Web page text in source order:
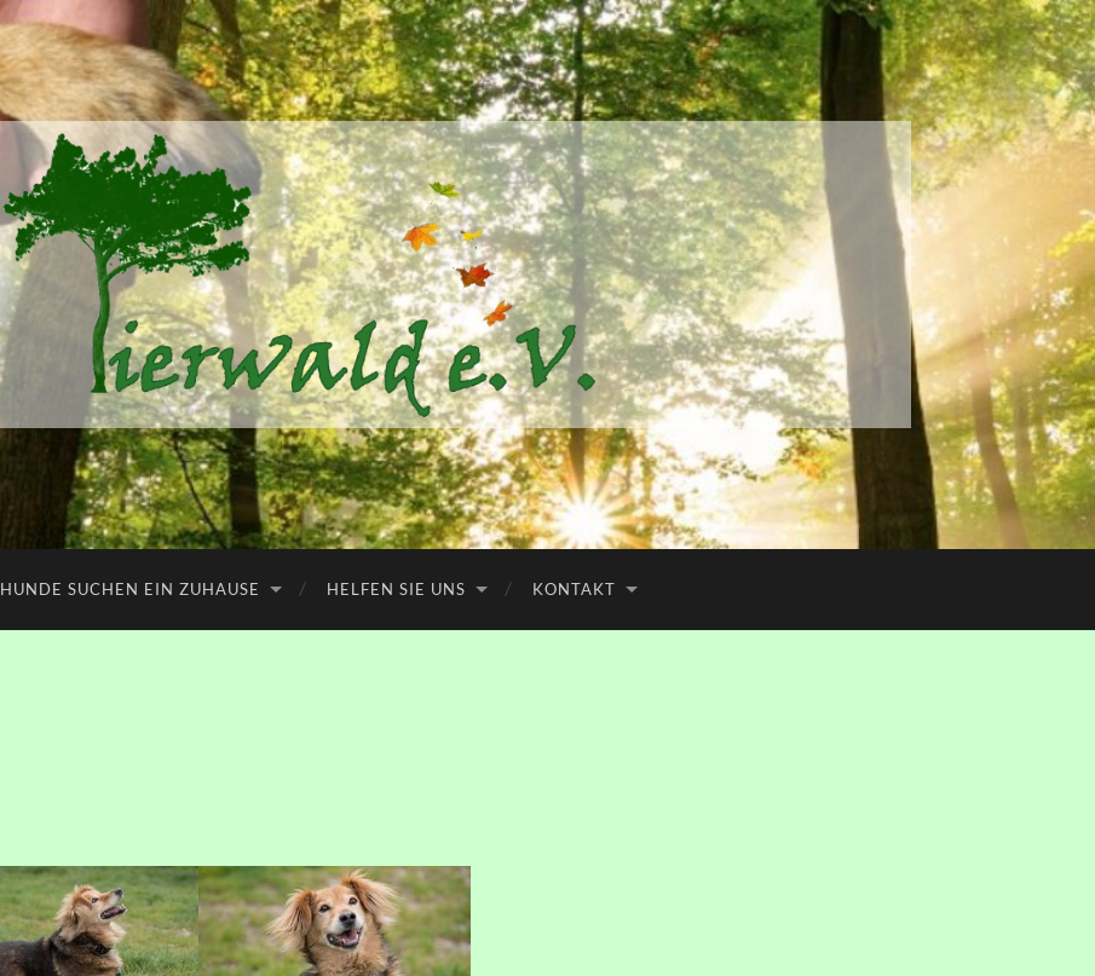
Tierwald
e.V.
HUNDE SUCHEN EIN ZUHAUSE HELFEN SIE UNS KONTAKT